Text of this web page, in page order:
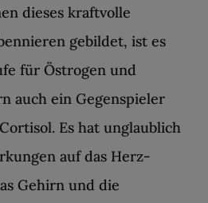
dieses kraftvolle
gebildet, ist es
für Östrogen und
auch ein Gegenspieler
Es hat unglaublich
auf das Herz-
Gehirn und die